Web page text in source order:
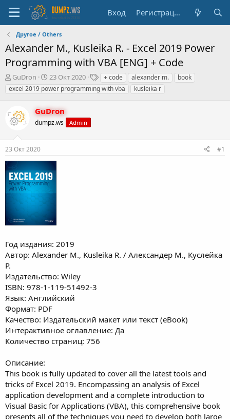
Вход Регистрация
Другое / Others
Alexander M., Kusleika R. - Excel 2019 Power
Programming with VBA [ENG] + Code
А
в
т
р
т
м
ы
GuDron
Д
а
т
н
а
а
а
23 Окт 2020
Т
е
г
+ code alexander m.
book
excel 2019 power programming with vba
kusleika r
GuDron
dumpz.ws Admin
23 Окт 2020 #1
Год издания: 2019
Автор: Alexander M., Kusleika R. / Александер М., Куслейка
Р.
Издательство: Wiley
ISBN: 978-1-119-51492-3
Язык: Английский
Формат: PDF
Качество: Издательский макет или текст (eBook)
Интерактивное оглавление: Да
Количество страниц: 756
Описание:
This book is fully updated to cover all the latest tools and
tricks of Excel 2019. Encompassing an analysis of Excel
application development and a complete introduction to
Visual Basic for Applications (VBA), this comprehensive book
presents all of the techniques you need to develop both large